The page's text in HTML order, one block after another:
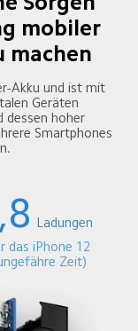
mobiler
machen
Akku und ist mit
Geräten
dessen hoher
Smartphones
Ladungen
das iPhone 12
Zeit)